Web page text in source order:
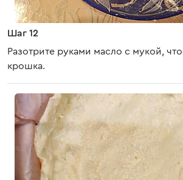
Шаг 12
Разотрите руками масло с мукой,
крошка.